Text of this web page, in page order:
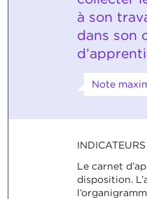
à son
dans son
Note
INDICATEURS
Le carnet
disposition.